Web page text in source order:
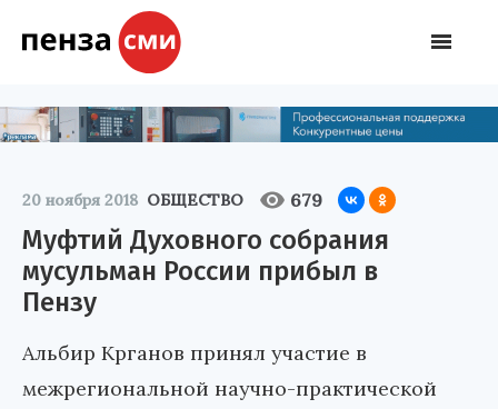
20 ноября 2018 ОБЩЕСТВО 679
Муфтий Духовного собрания
мусульман России прибыл в
Пензу
Альбир Крганов принял участие в
межрегиональной научно-практической